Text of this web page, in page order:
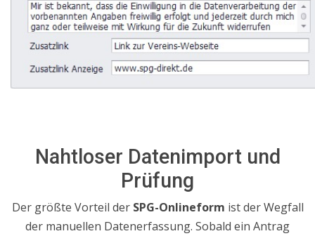
Nahtloser Datenimport und
Prüfung
Der größte Vorteil der SPG-Onlineform ist der Wegfall
der manuellen Datenerfassung. Sobald ein Antrag